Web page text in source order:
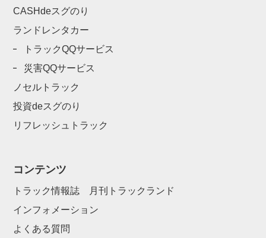
CASHdeスグのり
ランドレンタカー
トラックQQサービス
災害QQサービス
ノセルトラック
投資deスグのり
リフレッシュトラック
コンテンツ
トラック情報誌 月刊トラックランド
インフォメーション
よくある質問